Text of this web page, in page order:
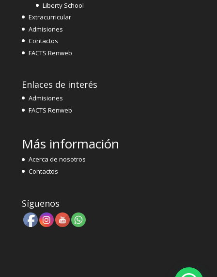
Liberty School
Extracurricular
Admisiones
Contactos
FACTS Renweb
Enlaces de interés
Admisiones
FACTS Renweb
Más información
Acerca de nosotros
Contactos
Síguenos